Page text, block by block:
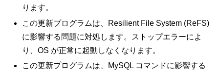
ります。
この更新プログラムは、Resilient File System (ReFS)
に影響する問題に対処します。ストップエラーによ
り、OS が正常に起動しなくなります。
この更新プログラムは、MySQL コマンドに影響する